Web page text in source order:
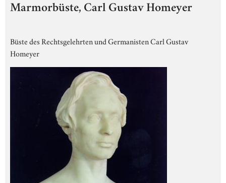
Marmorbüste, Carl Gustav Homeyer
Büste des Rechtsgelehrten und Germanisten Carl Gustav
Homeyer